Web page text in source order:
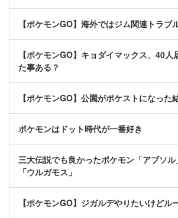
【ポケモンGO】海外ではジム関連トラブ
【ポケモンGO】キョダイマックス、40人
た事ある？
【ポケモンGO】公園がポケストになった
ポケモンはドット時代が一番好き
三大伝説でも良かったポケモン「アブソル
「ウルガモス」
【ポケモンGO】ジガルデやりたいけどル